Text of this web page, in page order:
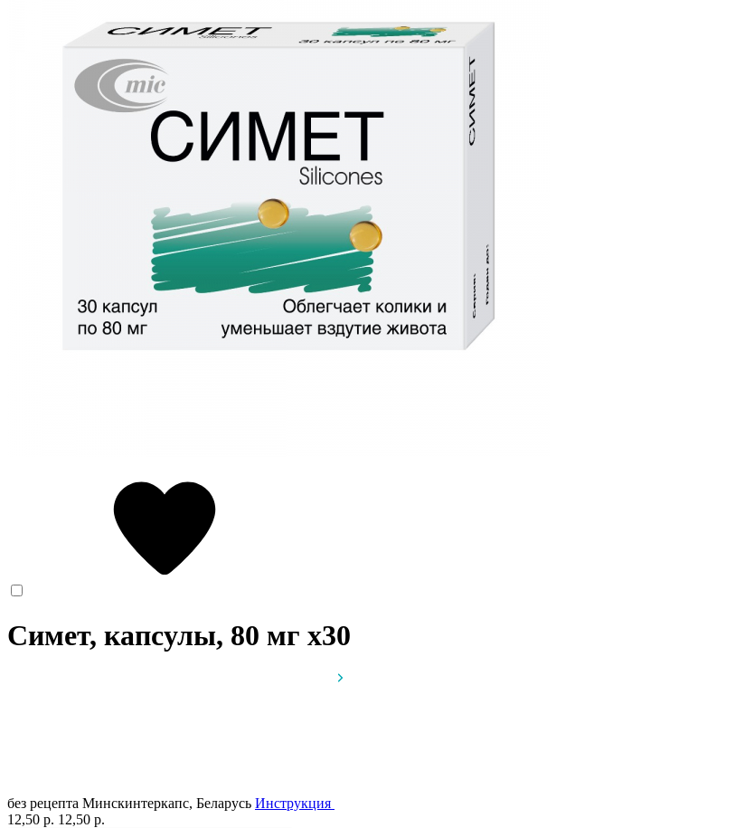
Симет, капсулы, 80 мг x30
без рецепта Минскинтеркапс, Беларусь Инструкция
12,50 р. 12,50 р.